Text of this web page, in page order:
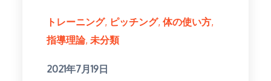
トレーニング ピッチング 体の使い方
指導理論 未分類
Posted
2021年7月19日